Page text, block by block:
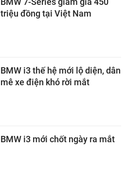
triệu đồng tại Việt Nam
BMW i3 thế hệ mới lộ diện, dân
mê xe điện khó rời mắt
BMW i3 mới chốt ngày ra mắt